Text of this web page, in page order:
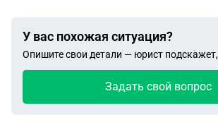
У вас похожая ситуация?
Опишите свои детали — юрист
Задать свой вопрос